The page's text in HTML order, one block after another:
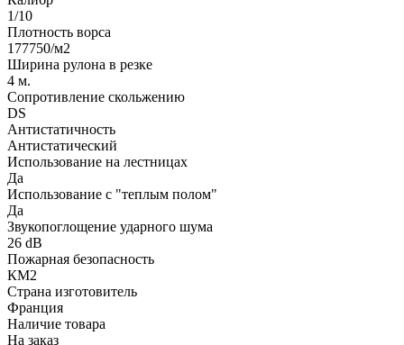
1/10
Плотность ворса
177750/м2
Ширина рулона в резке
4 м.
Сопротивление скольжению
DS
Антистатичность
Антистатический
Использование на лестницах
Да
Использование с "теплым полом"
Да
Звукопоглощение ударного шума
26 dB
Пожарная безопасность
КМ2
Страна изготовитель
Франция
Наличие товара
На заказ